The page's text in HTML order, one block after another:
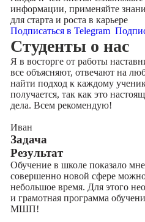
информации, применяйте
для старта и роста в карьере
Подписаться в Telegram
Cтуденты о нас
Я в восторге от работы
все объясняют, отвечают на
найти подход к каждому
получается, так как это
дела. Всем рекомендую!
Иван
Задача
Результат
Обучение в школе показало
совершенно новой сфере можно
небольшое время. Для этого
и грамотная программа
МШП!